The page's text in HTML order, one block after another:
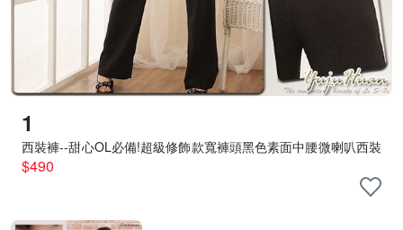
1
西裝褲--甜心OL必備!超級修飾款寬褲頭黑色素面中腰微喇叭西裝
褲(S-7L)-P06眼圈熊中大尺碼
$490